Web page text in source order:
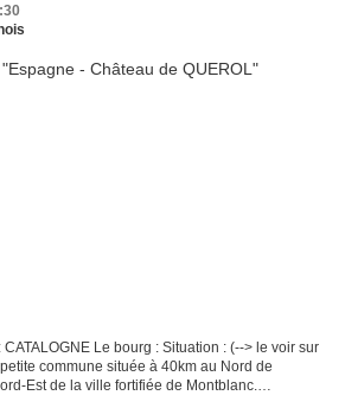
Le bourg : Situation : (--> le voir sur
commune située à 40km au Nord de
Est de la ville fortifiée de Montblanc.